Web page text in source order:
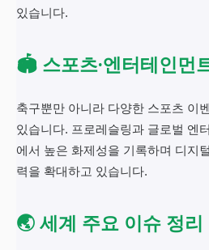
있습니다.
🏟️ 스포츠·엔터테인먼
축구뿐만 아니라 다양한 스포츠 이
있습니다. 프로레슬링과 글로벌 엔
에서 높은 화제성을 기록하며 디지
력을 확대하고 있습니다.
🌏 세계 주요 이슈 정리